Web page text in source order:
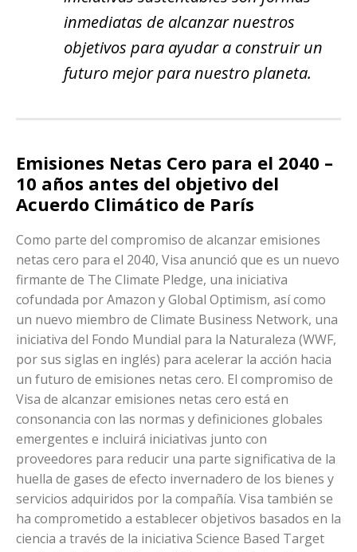
inmediatas de alcanzar nuestros
objetivos para ayudar a construir un
futuro mejor para nuestro planeta.
Emisiones Netas Cero para el 2040 –
10 años antes del objetivo del
Acuerdo Climático de París
Como parte del compromiso de alcanzar emisiones
netas cero para el 2040, Visa anunció que es un nuevo
firmante de The Climate Pledge, una iniciativa
cofundada por Amazon y Global Optimism, así como
un nuevo miembro de Climate Business Network, una
iniciativa del Fondo Mundial para la Naturaleza (WWF,
por sus siglas en inglés) para acelerar la acción hacia
un futuro de emisiones netas cero. El compromiso de
Visa de alcanzar emisiones netas cero está en
consonancia con las normas y definiciones globales
emergentes e incluirá iniciativas junto con
proveedores para reducir una parte significativa de la
huella de gases de efecto invernadero de los bienes y
servicios adquiridos por la compañía. Visa también se
ha comprometido a establecer objetivos basados en la
ciencia a través de la iniciativa Science Based Target